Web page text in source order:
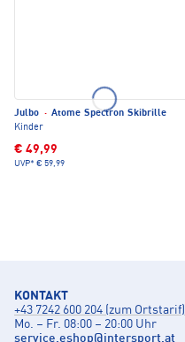
Julbo · Atome Spectron Skibrille
Kinder
€ 49,99
UVP* € 59,99
KONTAKT
+43 7242 600 204 (zum Ortstarif)
Mo. – Fr. 08:00 – 20:00 Uhr
service.eshop@intersport.at